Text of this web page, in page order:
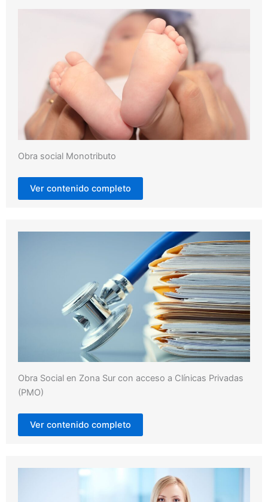
Obra social Monotributo
Ver contenido completo
Obra Social en Zona Sur con acceso a Clínicas Privadas
(PMO)
Ver contenido completo